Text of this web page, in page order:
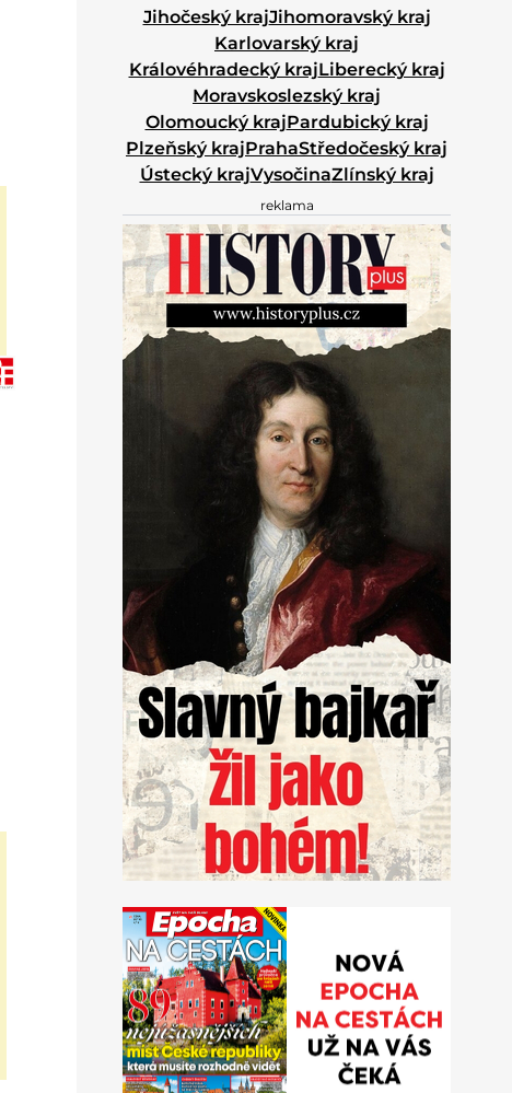
Jihočeský krajJihomoravský kraj
Karlovarský kraj
Královéhradecký krajLiberecký kraj
Moravskoslezský kraj
Olomoucký krajPardubický kraj
Plzeňský krajPrahaStředočeský kraj
Ústecký krajVysočinaZlínský kraj
reklama